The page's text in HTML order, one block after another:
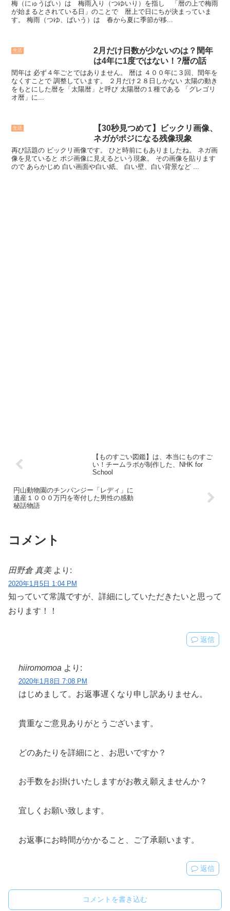
梅（にゅうばい）は 梅雨入り（つゆいり）を指し 「暦の上で梅雨
が始まるとされている日」のことで 暦上で日にちが決まっていま
す。 梅雨（つゆ、ばいう）は 春から夏に季節が移...
生活
2月だけ日数が少ないのは？閏年
は4年に1度ではない！?暦の話
閏年は 必ず４年ごとではありません。 暦は ４００年に３回、閏年を
なくすことで 調整しています。 ２月だけ２８日しかない 太陽の動き
をもとにした暦を「太陽暦」と呼び 太陽暦の１種である 「グレゴリ
オ暦」に...
生活
【30秒見つめて】ビックリ画像、
ネガがポジになる残像現象
再び話題の ビックリ画像です。 ひと時前にもありましたね。 ネガ画
像を見ていると ポジ画像に見えるという現象。 その画像を貼ります
ので あらかじめ 白い画面や白い紙、 白い壁、白い背景など ...
【ものすごい図鑑】は、本当にものすご
い！チームラボが制作した、NHK for
School
円山動物園のチンパンジー「レディ」に
遺産１０００万円を寄付した男性の感動
秘話物語
コメント
田野倉 真美 より:
2020年1月5日 1:04 PM
知っていて常識ですが、詳細にしていただきたいと思って
おります！！
返信
hiiromomoa より:
2020年1月8日 7:08 PM
はじめまして。お返事遅くなり申し訳ありません。
貴重なご意見ありがとうございます。
どのあたりを詳細にと、お思いですか？
お手数をお掛けいたしますがお教え願えませんか？
宜しくお願い致します。
お返事にお時間がかかること、ご了承願います。
返信
コメントを書き込む